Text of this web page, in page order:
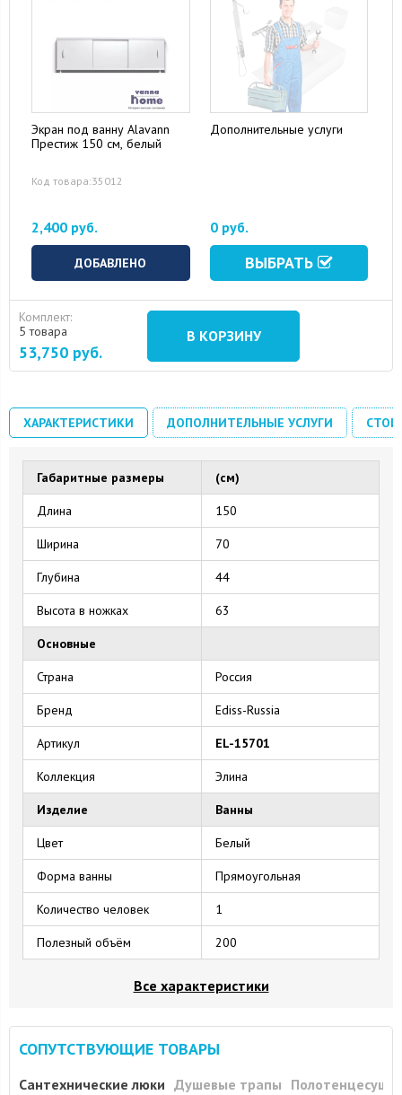
Экран под ванну Alavann
Престиж 150 см, белый
Код товара:35012
2,400 руб.
ДОБАВЛЕНО
Дополнительные услуги
0 руб.
ВЫБРАТЬ
Комплект:
5 товара
53,750 руб.
В КОРЗИНУ
ХАРАКТЕРИСТИКИ ДОПОЛНИТЕЛЬНЫЕ УСЛУГИ
Габаритные размеры (см)
Длина 150
Ширина 70
Глубина 44
Высота в ножках 63
Основные
Страна Россия
Бренд Ediss-Russia
Артикул EL-15701
Коллекция Элина
Изделие Ванны
Цвет Белый
Форма ванны Прямоугольная
Количество человек 1
Полезный объём 200
Все характеристики
СОПУТСТВУЮЩИЕ ТОВАРЫ
Сантехнические люки Душевые трапы